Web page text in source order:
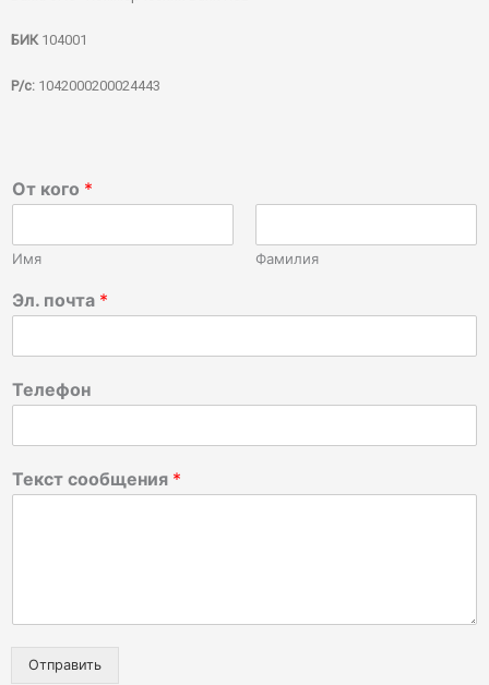
БИК104001
Р/с: 1042000200024443
От кого *
Имя Фамилия
Эл. почта *
Телефон
Текст сообщения *
Отправить